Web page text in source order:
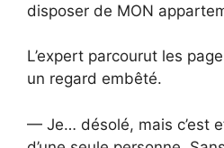
disposer de MON
L’expert parcourut les
un regard embêté.
— Je… désolé, mais c’est